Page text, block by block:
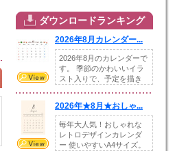
ダウンロードランキング
2026年8月カレンダー...
2026年8月のカレンダーで
す。 季節のかわいいイラ
スト入りで、予定を描き
2026年★8月★おしゃ...
毎年大人気！おしゃれな
レトロデザインカレンダ
ー 使いやすいA4サイズ。